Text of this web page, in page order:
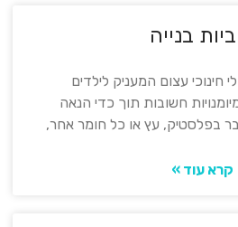
בנייה
חינוכי עצום המעניק לילדים
חשובות תוך כדי הנאה
בפלסטיק, עץ או כל חומר אחר,
קרא עוד »